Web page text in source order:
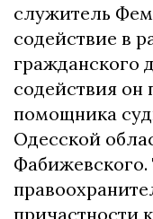
служитель
содействие в
гражданского
содействия он
помощника
Одесской
причастности